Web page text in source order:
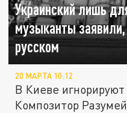
Украинский лишь
музыканты
русском
20 МАРТА 10:12
В Киеве игнорируют
Композитор